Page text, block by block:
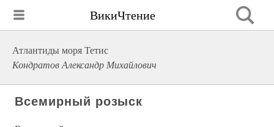
ВикиЧтение
Атлантиды моря Тетис
Кондратов Александр Михайлович
Всемирный розыск